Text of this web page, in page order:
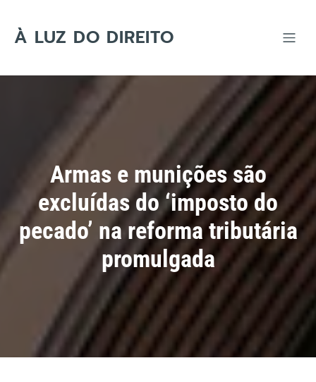
content
À LUZ DO DIREITO
Armas e munições são
excluídas do ‘imposto do
pecado’ na reforma tributária
promulgada